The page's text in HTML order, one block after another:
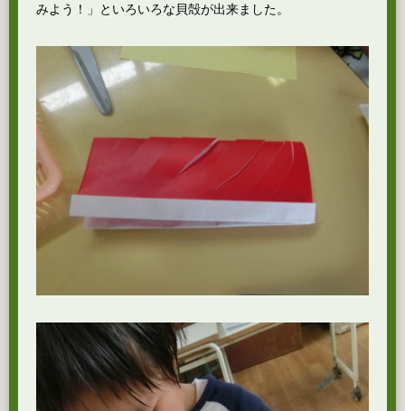
みよう！」といろいろな貝殻が出来ました。